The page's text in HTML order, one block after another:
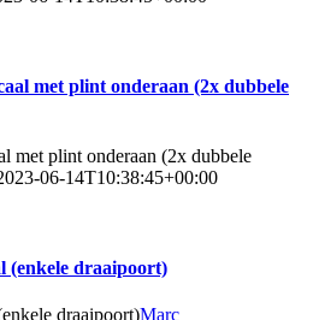
met plint onderaan (2x dubbele
met plint onderaan (2x dubbele
06-14T10:38:45+00:00
(enkele draaipoort)
draaipoort)Marc